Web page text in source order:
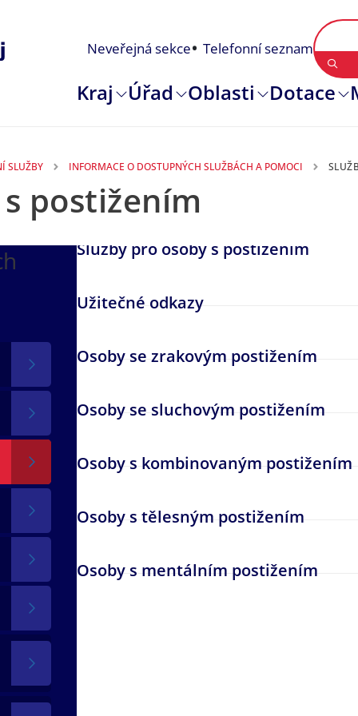
Neveřejná sekce Telefonní seznam
Kraj Úřad Oblasti Dotace
SLUŽBY INFORMACE O DOSTUPNÝCH SLUŽBÁCH A POMOCI
postižením
Služby pro osoby s postižením
Užitečné odkazy
Osoby se zrakovým postižením
Osoby se sluchovým postižením
Osoby s kombinovaným postižením
Osoby s tělesným postižením
Osoby s mentálním postižením